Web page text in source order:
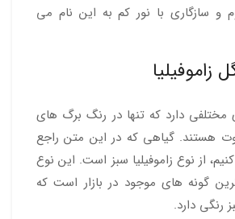
و سازگاری با نور کم به این نام می
زاموفیلیا
مختلفی دارد که تنها در رنگ برگ های
هستند. گیاهی که در این متن راجع
از نوع زاموفیلیا سبز است. این نوع
ترین گونه های موجود در بازار است که
رنگی دارد.